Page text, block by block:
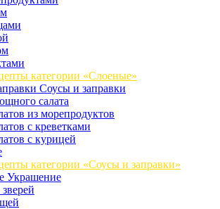
категории «Слоеные»
Соусы и заправки
салата
из морепродуктов
с креветками
с курицей
категории «Соусы и заправки»
Украшение